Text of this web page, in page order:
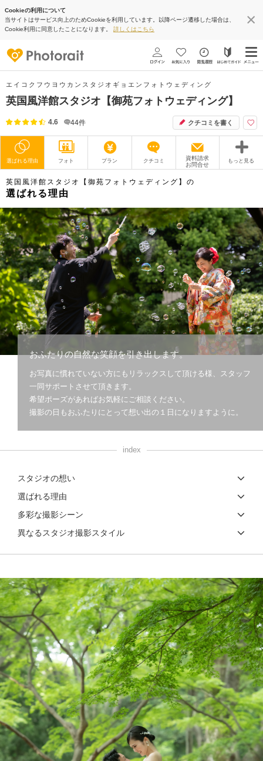
Cookieの利用について
当サイトはサービス向上のためCookieを利用しています。以降ページ遷移した場合は、
Cookie利用に同意したことになります。 詳しくはこちら
エイコクフウヨウカンスタジオギョエンフォトウェディング
英国風洋館スタジオ【御苑フォトウェディング】
4.6 44件 クチコミを書く
選ばれる理由 フォト プラン クチコミ
資料請求
お問合せ
もっと見る
撮影レポート フォトグラファー
オプション ブログ
アクセス/TEL スタジオトップ
こだわりポイント
庭園での撮影 夜景での撮影
ガーデンでの撮影
英国風洋館スタジオ【御苑フォトウェディング】の
選ばれる理由
おふたりの自然な笑顔を引き出します。
お写真に慣れていない方にもリラックスして頂ける様、スタッフ
一同サポートさせて頂きます。
希望ポーズがあればお気軽にご相談ください。
撮影の日もおふたりにとって想い出の１日になりますように。
index
スタジオの想い
選ばれる理由
多彩な撮影シーン
異なるスタジオ撮影スタイル